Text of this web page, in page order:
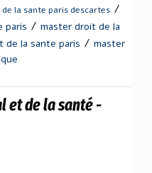
la sante paris descartes /
paris / master droit de la
de la sante paris / master
et de la santé -